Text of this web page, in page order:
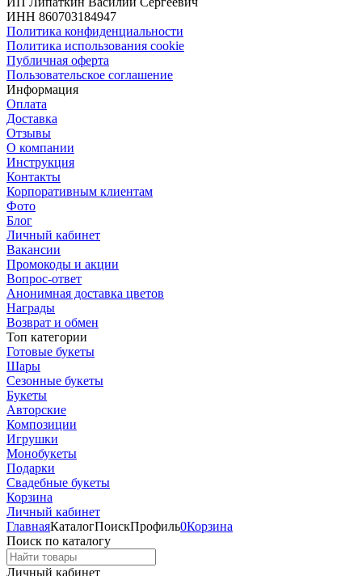
ИНН 860703184947
Политика конфиденциальности
Политика использования cookie
Публичная оферта
Пользовательское соглашение
Информация
Оплата
Доставка
Отзывы
О компании
Инструкция
Контакты
Корпоративным клиентам
Фото
Блог
Личный кабинет
Вакансии
Промокоды и акции
Вопрос-ответ
Анонимная доставка цветов
Награды
Возврат и обмен
Топ категории
Готовые букеты
Шары
Сезонные букеты
Букеты
Авторские
Композиции
Игрушки
Монобукеты
Подарки
Свадебные букеты
Корзина
Личный кабинет
ГлавнаяКаталогПоискПрофиль0Корзина
Поиск по каталогу
Личный кабинет